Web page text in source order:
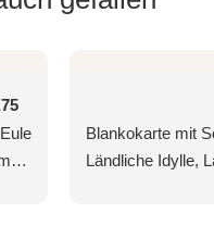
Blankokarte mit
Ländliche Idylle,